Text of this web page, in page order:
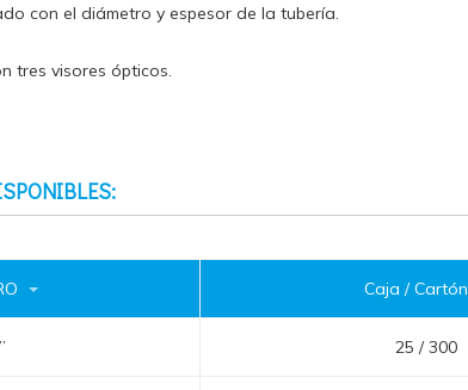
con el diámetro y espesor de la tubería.
tres visores ópticos.
Caja / Cartón
25 / 300